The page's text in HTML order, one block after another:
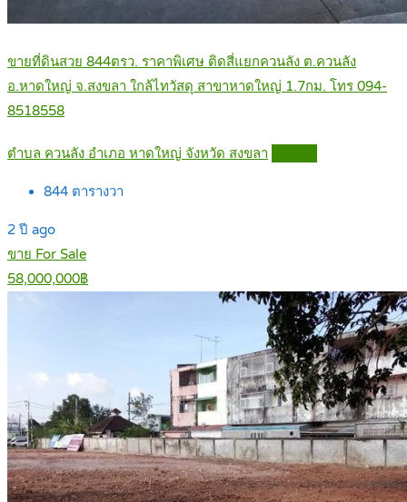
ขายที่ดินสวย 844ตรว. ราคาพิเศษ ติดสี่แยกควนลัง ต.ควนลัง
อ.หาดใหญ่ จ.สงขลา ใกล้ไทวัสดุ สาขาหาดใหญ่ 1.7กม. โทร 094-
8518558
ตำบล ควนลัง อำเภอ หาดใหญ่ จังหวัด สงขลา
844 ตารางวา
2 ปี ago
ขาย For Sale
58,000,000฿